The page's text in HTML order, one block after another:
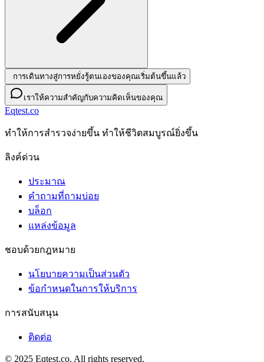
การเดินทางสู่การหยั่งรู้ตนเองของคุณเริ่มต้นขึ้นแล้ว
เราให้ความสำคัญกับความคิดเห็นของคุณ
Eqtest.co
ทําให้การสํารวจง่ายขึ้น ทําให้ชีวิตสมบูรณ์ยิ่งขึ้น
ลิงค์ด่วน
ประมาณ
คำถามที่ถามบ่อย
บล็อก
แหล่งข้อมูล
ชอบด้วยกฎหมาย
นโยบายความเป็นส่วนตัว
ข้อกําหนดในการให้บริการ
การสนับสนุน
ติดต่อ
© 2025 Eqtest.co. All rights reserved.